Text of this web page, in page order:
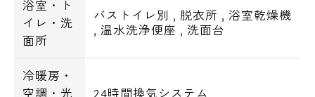
浴室・ト
イレ・洗
面所
バストイレ別 , 脱衣所 , 浴室乾燥機
,温水洗浄便座 , 洗面台
冷暖房・
空調・光
24時間換気システム